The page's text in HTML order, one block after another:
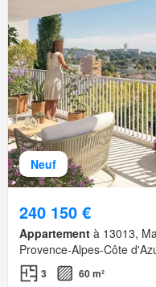
Neuf
240 150 €
Appartement à 13013,
Provence-Alpes-Côte
3 60 m²